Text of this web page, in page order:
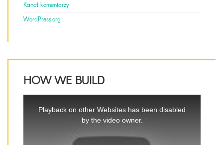
Kanał komentarzy
WordPress.org
HOW WE BUILD
Playback on other Websites has been disabled
by the video owner.